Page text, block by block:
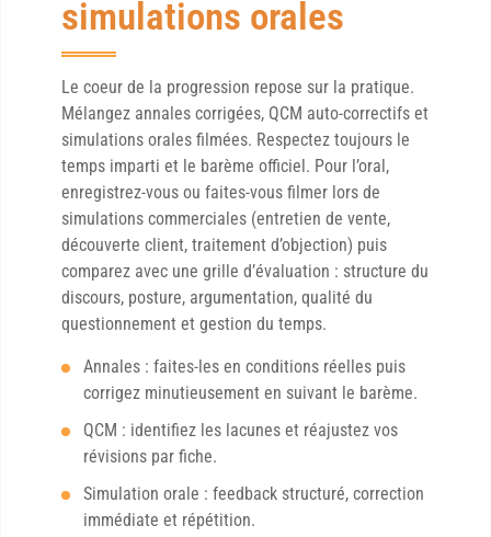
simulations orales
Le coeur de la progression repose sur la pratique.
Mélangez annales corrigées, QCM auto-correctifs et
simulations orales filmées. Respectez toujours le
temps imparti et le barème officiel. Pour l’oral,
enregistrez-vous ou faites-vous filmer lors de
simulations commerciales (entretien de vente,
découverte client, traitement d’objection) puis
comparez avec une grille d’évaluation : structure du
discours, posture, argumentation, qualité du
questionnement et gestion du temps.
Annales : faites-les en conditions réelles puis
corrigez minutieusement en suivant le barème.
QCM : identifiez les lacunes et réajustez vos
révisions par fiche.
Simulation orale : feedback structuré, correction
immédiate et répétition.